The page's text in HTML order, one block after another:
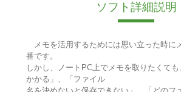
ソフト詳細説明
メモを活用するためには思い立った時に
番です。
しかし、ノートPC上でメモを取りたくて
かかる」、「ファイル